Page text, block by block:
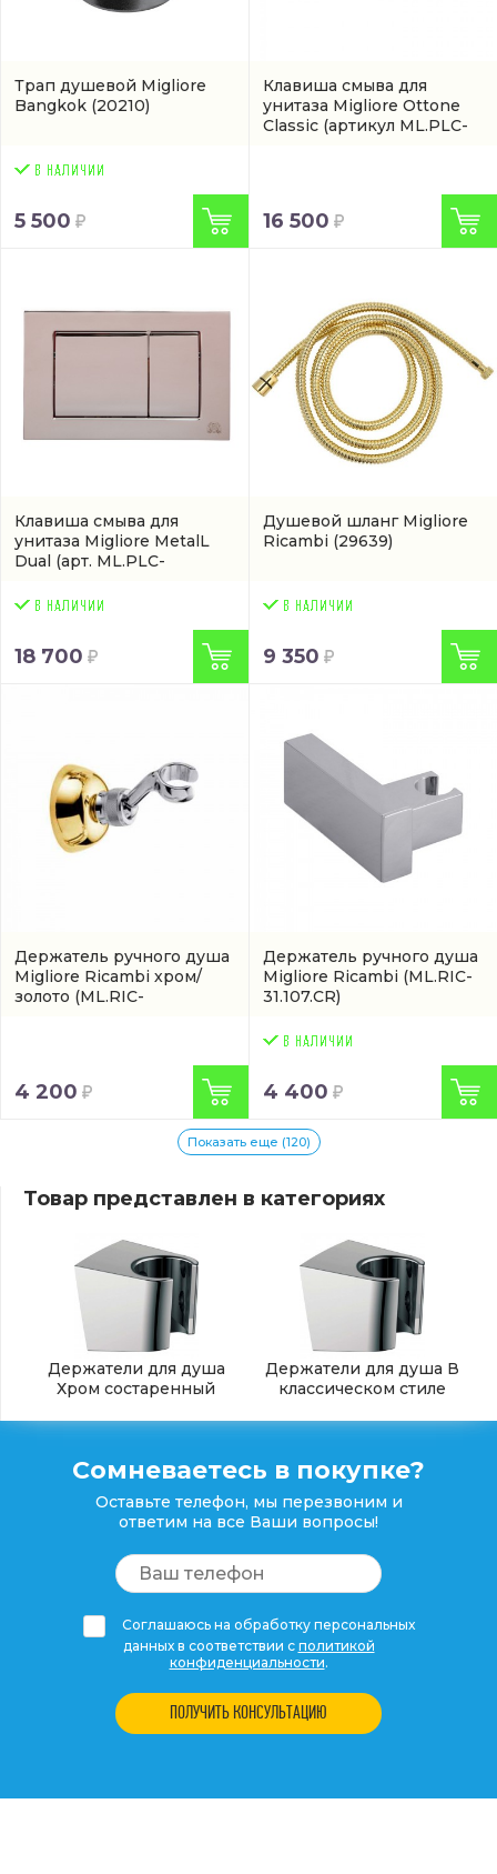
Трап душевой Migliore
Bangkok (20210)
5 500
Клавиша смыва для
унитаза Migliore Ottone
Classic (артикул ML.PLC-
16 500
Клавиша смыва для
унитаза Migliore MetalL
Dual (арт. ML.PLC-
18 700
Душевой шланг Migliore
Ricambi (29639)
9 350
Держатель ручного душа
Migliore Ricambi хром/
золото (ML.RIC-
4 200
Держатель ручного душа
Migliore Ricambi (ML.RIC-
31.107.CR)
4 400
Показать еще (120)
Товар представлен в категориях
Держатели для душа
Хром состаренный
Держатели для душа В
классическом стиле
Сомневаетесь в покупке?
Оставьте телефон, мы перезвоним и
ответим на все Ваши вопросы!
Соглашаюсь на обработку персональных
данных в соответствии с политикой
конфиденциальности.
ПОЛУЧИТЬ КОНСУЛЬТАЦИЮ